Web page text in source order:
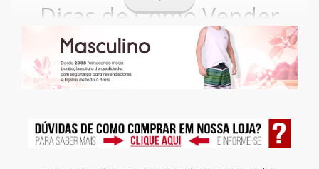
Dicas de Como Vender
Mais Para Clientes
Exigentes e Ganhar
Dinheiro com Lucros
Mais Altos